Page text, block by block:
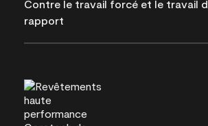
Contre le travail forcé et le travail
rapport